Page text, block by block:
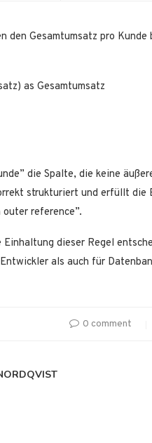
den Gesamtumsatz pro
as Gesamtumsatz
die Spalte, die keine
strukturiert und erfüllt die
reference”.
Einhaltung dieser Regel
als auch für
0 comment